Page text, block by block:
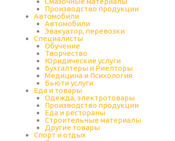
Производство продукции
Автомобили
Автомобили
Эвакуатор, перевозки
Специалисты
Обучение
Творчество
Юридические услуги
Бухгалтеры и Риелторы
Медицина и Психология
Бьюти услуги
Еда и товары
Одежда, электротовары
Производство продукции
Еда и рестораны
Строительные материалы
Другие товары
Спорт и отдых